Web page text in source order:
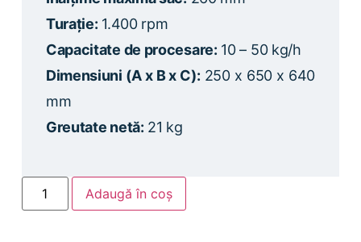
Turație: 1.400 rpm
Capacitate de procesare: 10 – 50 kg/h
Dimensiuni (A x B x C): 250 x 650 x 640
mm
Greutate netă: 21 kg
Adaugă în coș